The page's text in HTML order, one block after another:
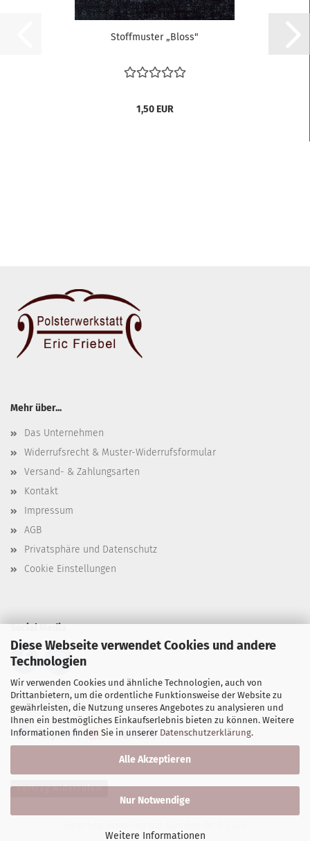
Diese Webseite verwendet Cookies und andere
Technologien
Wir verwenden Cookies und ähnliche Technologien, auch von
Drittanbietern, um die ordentliche Funktionsweise der Website zu
gewährleisten, die Nutzung unseres Angebotes zu analysieren und
Ihnen ein bestmögliches Einkaufserlebnis bieten zu können. Weitere
Informationen finden Sie in unserer Datenschutzerklärung.
Alle Akzeptieren
Nur Notwendige
Weitere Informationen
Stoffmuster „Bloss"
1,50 EUR
Mehr über...
Das Unternehmen
Widerrufsrecht & Muster-Widerrufsformular
Versand- & Zahlungsarten
Kontakt
Impressum
AGB
Privatsphäre und Datenschutz
Cookie Einstellungen
Social Media
Zahlungsmöglichkeiten
Vertrag widerrufen